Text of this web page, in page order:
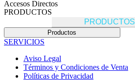
Accesos Directos
PRODUCTOS
PRODUCTOS
Productos
SERVICIOS
Aviso Legal
Términos y Condiciones de Venta
Políticas de Privacidad